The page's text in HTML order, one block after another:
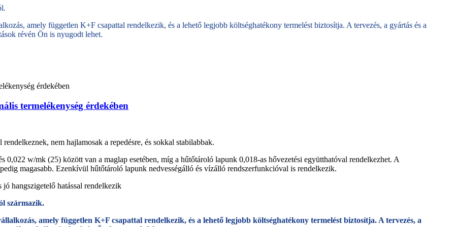
amely független K+F csapattal rendelkezik, és a lehető legjobb költséghatékony termelést biztosítja. A tervezés, a gyártás és a
révén Ön is nyugodt lehet.
termelékenység érdekében
nem hajlamosak a repedésre, és sokkal stabilabbak.
0,022 w/mk (25) között van a maglap esetében, míg a hűtőtároló lapunk 0,018-as hővezetési együtthatóval rendelkezhet. A
magasabb. Ezenkívül hűtőtároló lapunk nedvességálló és vízálló rendszerfunkcióval is rendelkezik.
hangszigetelő hatással rendelkezik
származik.
amely független K+F csapattal rendelkezik, és a lehető legjobb költséghatékony termelést biztosítja. A tervezés, a